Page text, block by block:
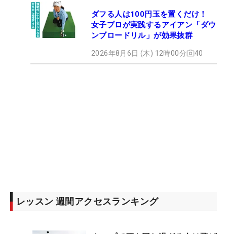
ダフる人は100円玉を置くだけ！
女子プロが実践するアイアン「ダウ
ンブロードリル」が効果抜群
2026年8月6日 (木) 12時00分 40
レッスン 週間アクセスランキング